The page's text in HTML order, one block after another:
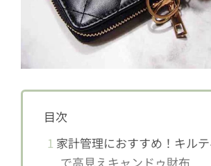
目次
1 家計管理におすすめ！キル
で高見えキャンドゥ財布